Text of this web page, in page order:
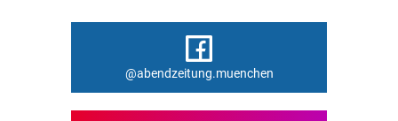
@abendzeitung.muenchen